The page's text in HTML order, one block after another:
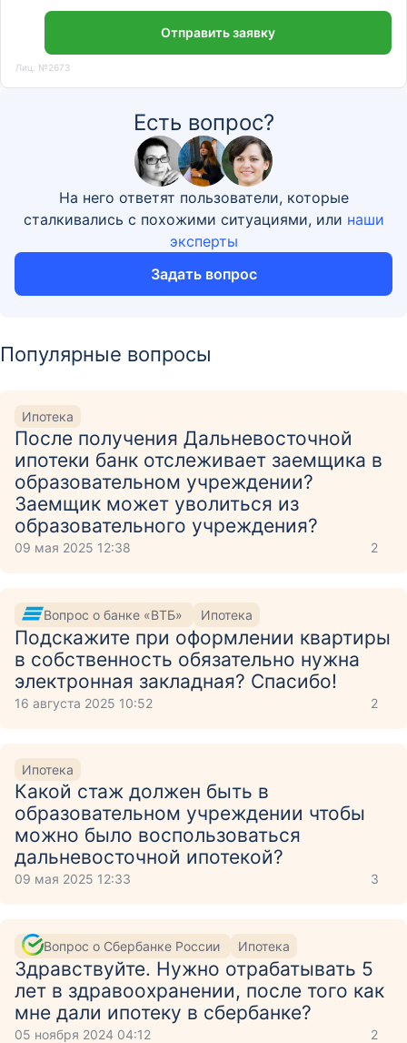
Отправить заявку
Лиц. №2673
Есть вопрос?
На него ответят пользователи, которые
сталкивались с похожими ситуациями, или наши
эксперты
Задать вопрос
Популярные вопросы
Ипотека
После получения Дальневосточной
ипотеки банк отслеживает заемщика в
образовательном учреждении?
Заемщик может уволиться из
образовательного учреждения?
09 мая 2025 12:38 2
Вопрос о банке «ВТБ» Ипотека
Подскажите при оформлении квартиры
в собственность обязательно нужна
электронная закладная? Спасибо!
16 августа 2025 10:52 2
Ипотека
Какой стаж должен быть в
образовательном учреждении чтобы
можно было воспользоваться
дальневосточной ипотекой?
09 мая 2025 12:33 3
Вопрос о Сбербанке России Ипотека
Здравствуйте. Нужно отрабатывать 5
лет в здравоохранении, после того как
мне дали ипотеку в сбербанке?
05 ноября 2024 04:12 2